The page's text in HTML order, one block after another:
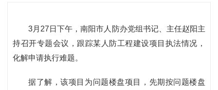
3月27日下午，南阳市人防办党组书记、主任赵阳主
持召开专题会议，跟踪某人防工程建设项目执法情况，
化解申请执行难题。
据了解，该项目为问题楼盘项目，先期按问题楼盘